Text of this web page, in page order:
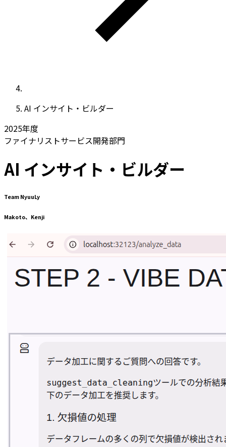
AI インサイト・ビルダー
2025年度
ファイナリストサービス開発部門
AI インサイト・ビルダー
Team NyuuLy
Makoto、Kenji